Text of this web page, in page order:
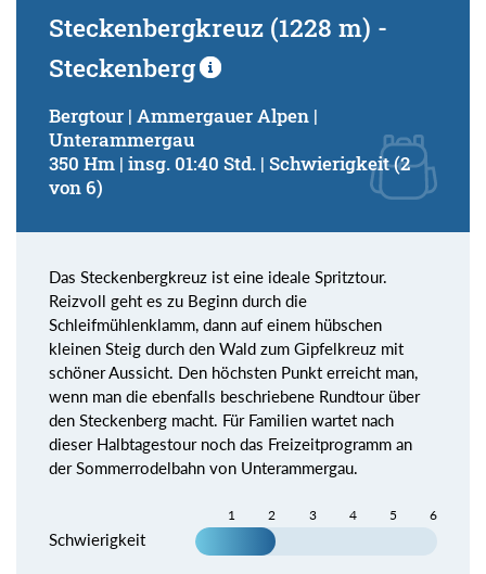
Steckenbergkreuz (1228 m) -
Steckenberg
Bergtour | Ammergauer Alpen |
Unterammergau
350 Hm | insg. 01:40 Std. | Schwierigkeit (2
von 6)
Das Steckenbergkreuz ist eine ideale Spritztour.
Reizvoll geht es zu Beginn durch die
Schleifmühlenklamm, dann auf einem hübschen
kleinen Steig durch den Wald zum Gipfelkreuz mit
schöner Aussicht. Den höchsten Punkt erreicht man,
wenn man die ebenfalls beschriebene Rundtour über
den Steckenberg macht. Für Familien wartet nach
dieser Halbtagestour noch das Freizeitprogramm an
der Sommerrodelbahn von Unterammergau.
1 2 3 4 5 6
Schwierigkeit